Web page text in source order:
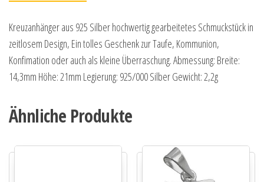
Kreuzanhänger aus 925 Silber hochwertig gearbeitetes Schmuckstück in
zeitlosem Design, Ein tolles Geschenk zur Taufe, Kommunion,
Konfimation oder auch als kleine Überraschung. Abmessung: Breite:
14,3mm Höhe: 21mm Legierung: 925/000 Silber Gewicht: 2,2g
Ähnliche Produkte